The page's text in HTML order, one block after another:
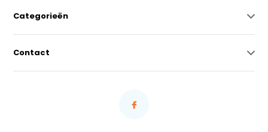
Categorieën
Contact